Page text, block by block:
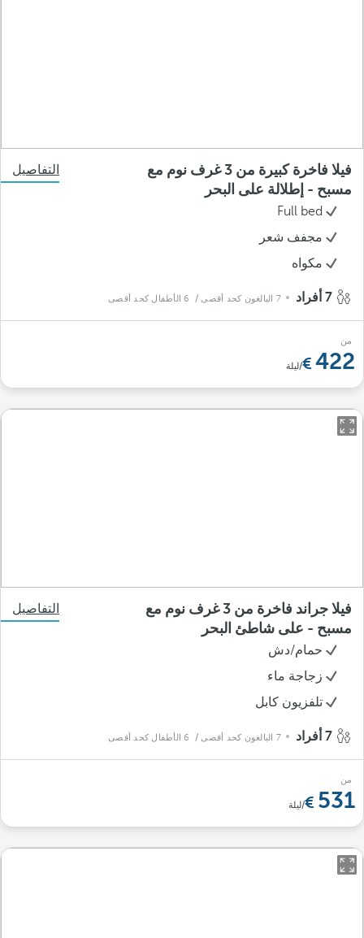
فيلا فاخرة كبيرة من 3 غرف نوم مع
مسبح - إطلالة على البحر
التفاصيل
Full bed
مجفف شعر
مكواه
7 البالغون كحد أقصى / 6 الأطفال كحد أقصى
من
422 /ليلة
فيلا جراند فاخرة من 3 غرف نوم مع
مسبح - على شاطئ البحر
التفاصيل
حمام/دش
زجاجة ماء
تلفزيون كابل
7 البالغون كحد أقصى / 6 الأطفال كحد أقصى
من
531 /ليلة